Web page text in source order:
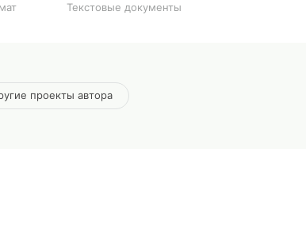
Текстовые документы
проекты автора